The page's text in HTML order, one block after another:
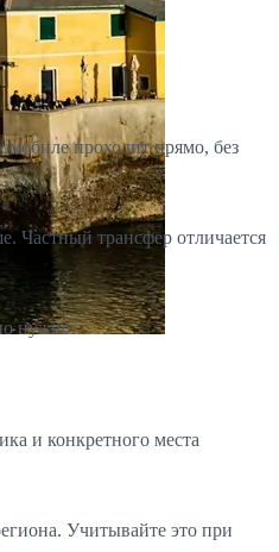
проходит прямо, без
Частный трансфер отличается
нужно.
и конкретного места
Учитывайте это при